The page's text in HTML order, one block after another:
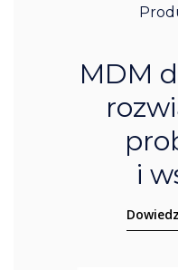
MDM
i